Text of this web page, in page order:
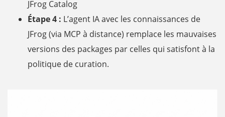
JFrog Catalog
Étape 4 : L’agent IA avec les connaissances de
JFrog (via MCP à distance) remplace les mauvaises
versions des packages par celles qui satisfont à la
politique de curation.